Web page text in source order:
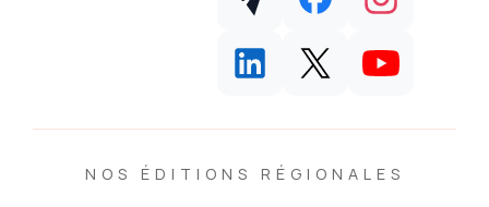
NOS ÉDITIONS RÉGIONALES